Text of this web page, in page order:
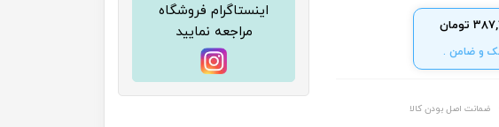
تومان
ضمانت اصل بودن کالا
اینستاگرام فروشگاه
مراجعه نمایید